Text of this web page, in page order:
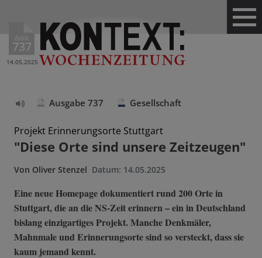
Ausg.
737
14.05.2025
vorlesen
Ausgabe 737 Gesellschaft
Projekt Erinnerungsorte Stuttgart
"Diese Orte sind unsere Zeitzeugen"
Von Oliver Stenzel Datum: 14.05.2025
Eine neue Homepage dokumentiert rund 200 Orte in
Stuttgart, die an die NS-Zeit erinnern – ein in Deutschland
bislang einzigartiges Projekt. Manche Denkmäler,
Mahnmale und Erinnerungsorte sind so versteckt, dass sie
kaum jemand kennt.